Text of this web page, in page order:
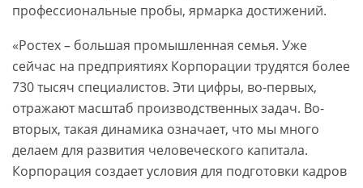
профессиональные пробы, ярмарка достижений.
«Ростех – большая промышленная семья. Уже
сейчас на предприятиях Корпорации трудятся более
730 тысяч специалистов. Эти цифры, во-первых,
отражают масштаб производственных задач. Во-
вторых, такая динамика означает, что мы много
делаем для развития человеческого капитала.
Корпорация создает условия для подготовки кадров